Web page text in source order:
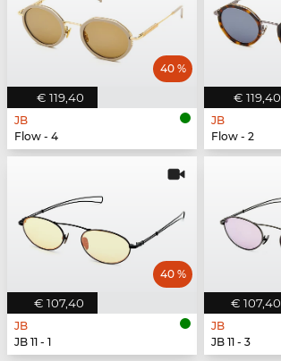
€ 119,40
40 %
JB
Flow - 4
€ 119,40
JB
Flow - 2
€ 107,40
40 %
JB
JB 11 - 1
€ 107,40
JB
JB 11 - 3